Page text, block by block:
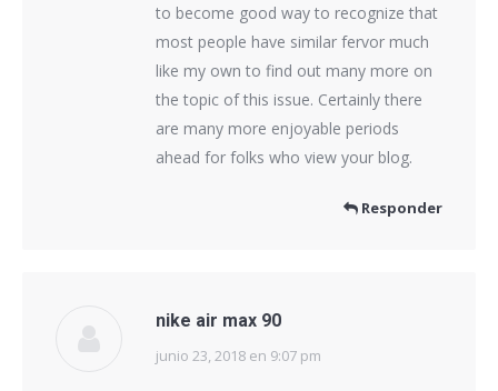
to become good way to recognize that
most people have similar fervor much
like my own to find out many more on
the topic of this issue. Certainly there
are many more enjoyable periods
ahead for folks who view your blog.
Responder
nike air max 90
dice:
junio 23, 2018 en 9:07 pm